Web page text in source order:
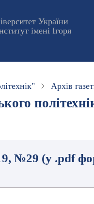
України
імені Ігоря
Архів
№29 (у .pdf